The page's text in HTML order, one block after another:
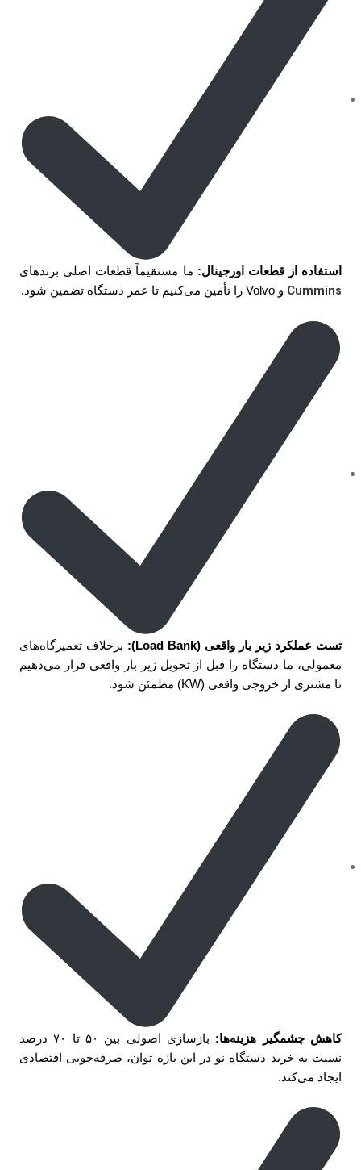
استفاده از قطعات اورجینال: ما مستقیماً قطعات اصلی برندهای
Cummins و Volvo را تأمین می‌کنیم تا عمر دستگاه تضمین شود.
تست عملکرد زیر بار واقعی (Load Bank):
برخلاف تعمیرگاه‌های
معمولی، ما دستگاه را قبل از تحویل زیر بار واقعی قرار می‌دهیم
تا مشتری از خروجی واقعی (KW) مطمئن شود.
کاهش چشمگیر هزینه‌ها:
بازسازی اصولی بین ۵۰ تا ۷۰ درصد
نسبت به خرید دستگاه نو در این بازه توان، صرفه‌جویی اقتصادی
ایجاد می‌کند.